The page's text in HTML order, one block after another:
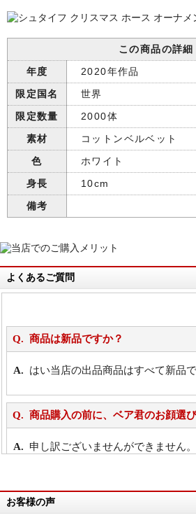
この商品の詳細
年度
2020年作品
限定国名
世界
限定数量
2000体
素材
コットンベルベット
色
ホワイト
身長
10cm
備考
よくあるご質問
商品は新品ですか？
はい当店の出品商品はすべて新品で
商品購入の前に、ベア君のお顔選
申し訳ございませんができません。
万が一欲しい商品が見つからない
お客様の声